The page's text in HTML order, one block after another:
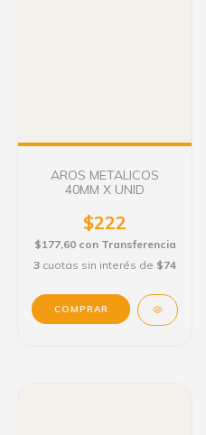
AROS METALICOS
40MM X UNID
$222
$177,60 con Transferencia
3 cuotas sin interés de $74